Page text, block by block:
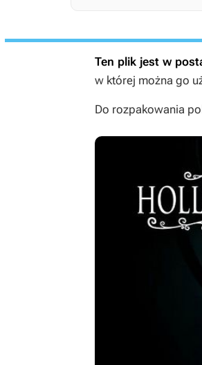
Ten plik jest w
w której można go
Do rozpakowania